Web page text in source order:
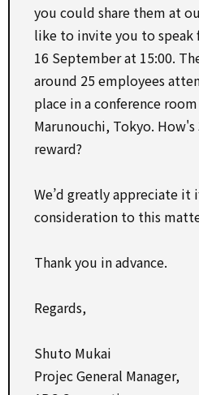
you could share them at
like to invite you to speak
16 September at 15:00.
around 25 employees
place in a conference
Marunouchi, Tokyo.
reward?
We’d greatly appreciate
consideration to this
Thank you in advance.
Regards,
Shuto Mukai
Projec General Manager,